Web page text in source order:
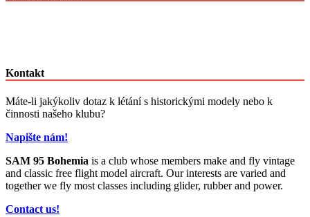
Kontakt
Máte-li jakýkoliv dotaz k létání s historickými modely nebo k
činnosti našeho klubu?
Napište nám!
SAM 95 Bohemia is a club whose members make and fly vintage
and classic free flight model aircraft. Our interests are varied and
together we fly most classes including glider, rubber and power.
Contact us!